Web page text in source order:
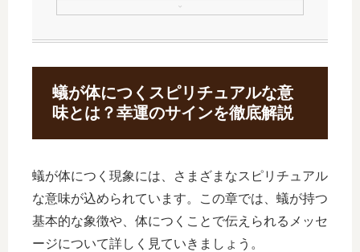
蟻が体につくスピリチュアルな意
味とは？幸運のサインを徹底解説
蟻が体につく現象には、さまざまなスピリチュアル
な意味が込められています。この章では、蟻が持つ
基本的な象徴や、体につくことで伝えられるメッセ
ージについて詳しく見ていきましょう。